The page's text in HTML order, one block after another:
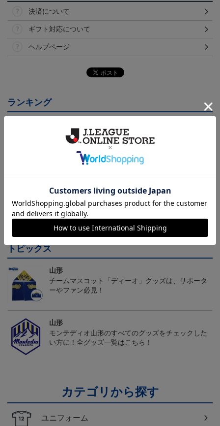
決済について
ギフト対応について
ヘルプページ
ランキング
26/27オーセンティックユ
ニフォーム半袖（FP1st）
18,700円～23,760円
26/27オーセンティックユ
ニフォーム長袖（FP2n
d）
19,800円～24,860円
ニフォーム半袖（FP2n
d）
18,700円～23,760円
トピックス
山形
チームマスコット「ディーオ」グッズは、サポータ
ーやファン必見！
山形
モンテディオ山形のすべてのグッズをチェックした
い方に！全グッズ一覧はこちら！
カテゴリから探す
ユニフォーム